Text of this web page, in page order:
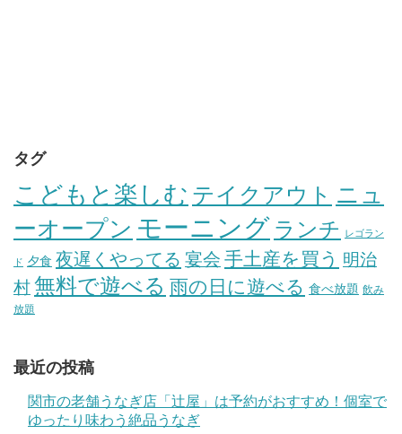
タグ
こどもと楽しむ テイクアウト ニュ
ーオープン モーニング ランチ レゴラン
ド 夕食 夜遅くやってる 宴会 手土産を買う 明治
村無料で遊べる 雨の日に遊べる 食べ放題 飲み
放題
最近の投稿
関市の老舗うなぎ店「辻屋」は予約がおすすめ！個室で
ゆったり味わう絶品うなぎ